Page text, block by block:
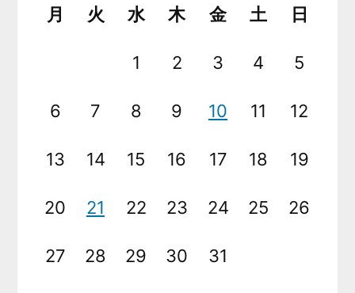
月
火 水 木 金 土 日
1 2 3 4 5
6 7 8 9 10 11 12
13 14 15 16 17 18 19
20 21 22 23 24 25 26
27 28 29 30 31